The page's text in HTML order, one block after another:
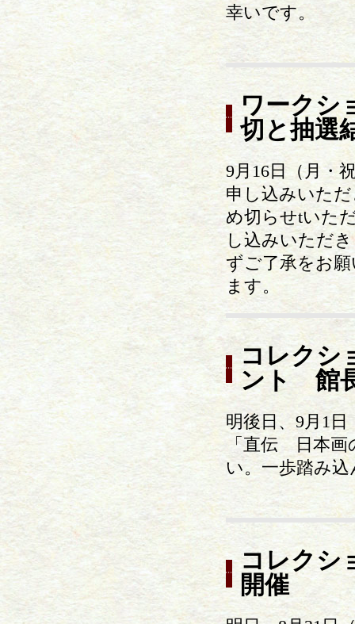
幸いです。
ワークシ
切と抽選
9月16日（月・
申し込みいた
め切らせtいた
し込みいただ
ずご了承をお
ます。
コレクシ
ント 館
明後日、9月1
「直伝 日本画
い。一歩踏み
コレクシ
開催